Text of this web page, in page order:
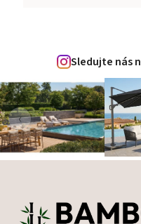
Sledujte nás
‹